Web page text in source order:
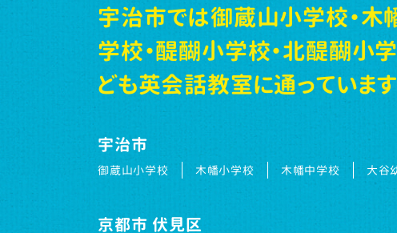
宇治市では御蔵山小学校・木
学校・醍醐小学校・北醍醐小
ども英会話教室に通っています
宇治市
御蔵山小学校 木幡小学校 木幡中学校 大谷
京都市 伏見区